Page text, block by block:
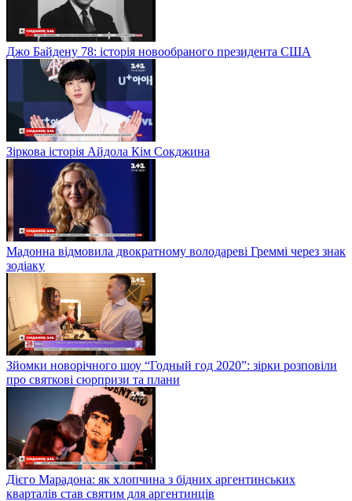
Джо Байдену 78: історія новообраного президента США
Зіркова історія Айдола Кім Сокджина
Мадонна відмовила двократному володареві Греммі через знак
зодіаку
Зйомки новорічного шоу “Годный год 2020”: зірки розповіли
про святкові сюрпризи та плани
Дієго Марадона: як хлопчина з бідних аргентинських
кварталів став святим для аргентинців